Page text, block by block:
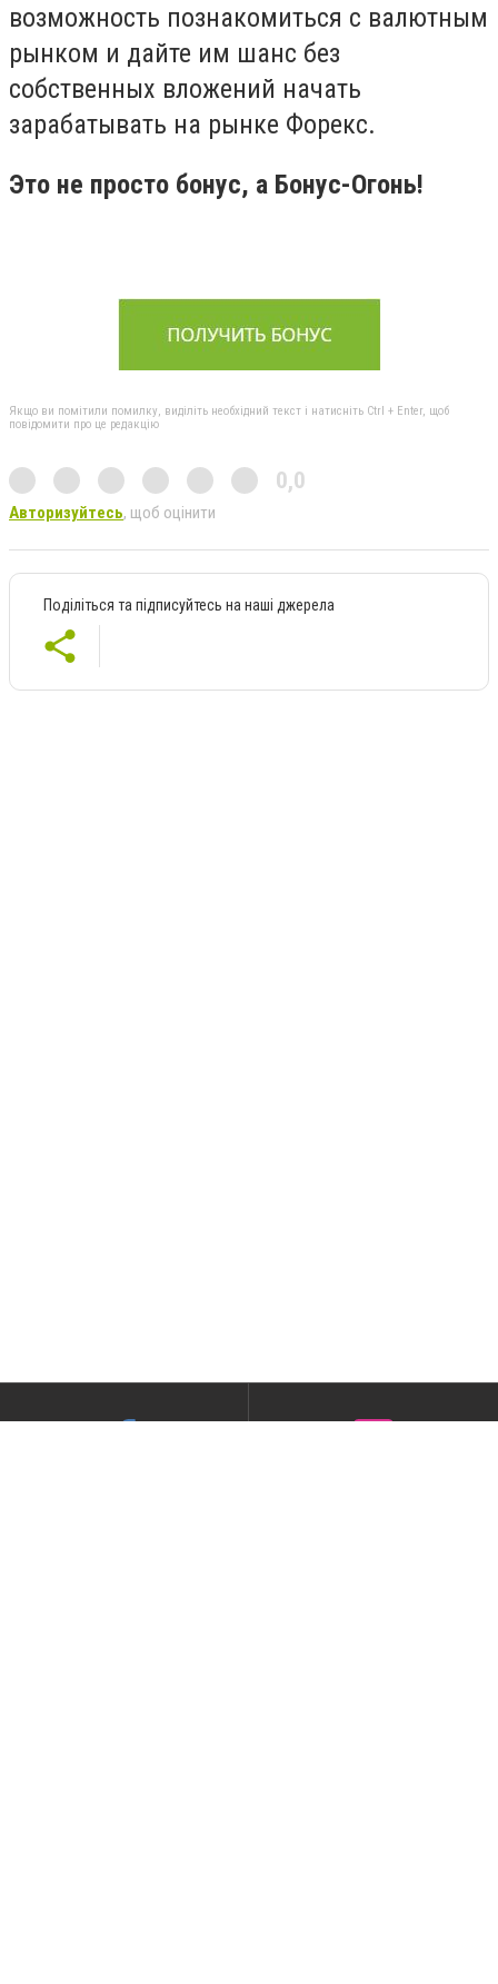
возможность познакомиться с валютным
рынком и дайте им шанс без
собственных вложений начать
зарабатывать на рынке Форекс.
Это не просто бонус, а Бонус-Огонь!
Якщо ви помітили помилку, виділіть необхідний текст і натисніть Ctrl + Enter, щоб
повідомити про це редакцію
0,0
Авторизуйтесь, щоб оцінити
Поділіться та підписуйтесь на наші джерела